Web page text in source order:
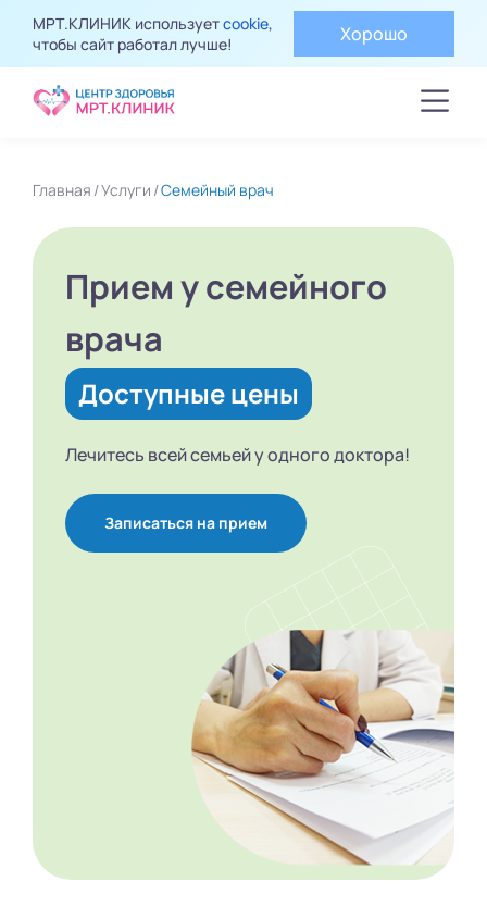
МРТ.КЛИНИК используетcookie,
чтобы сайт работал лучше!
Хорошо
Главная Услуги Семейный врач
Прием у семейного
врача
Доступные цены
Лечитесь всей семьей у одного доктора!
Записаться на прием